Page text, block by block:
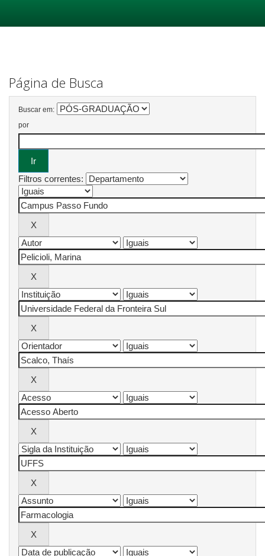
Página de Busca
Buscar em:
por
Filtros correntes: